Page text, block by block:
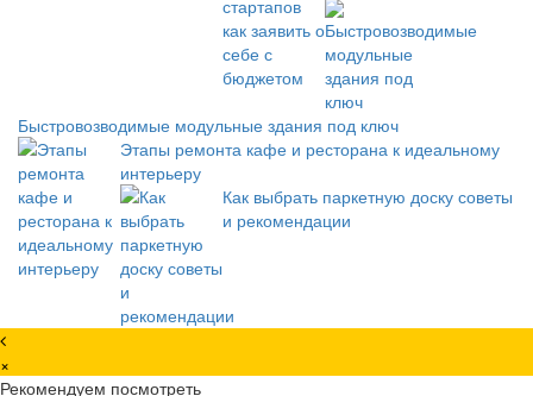
Быстровозводимые модульные здания под ключ
Этапы ремонта кафе и ресторана к идеальному
интерьеру
Как выбрать паркетную доску советы
и рекомендации
×
Рекомендуем посмотреть